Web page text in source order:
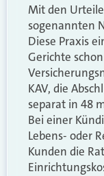
Mit den
sogenannten
Diese Praxis
Gerichte
KAV, die
separat in 48
Bei einer
Lebens- oder
Kunden die